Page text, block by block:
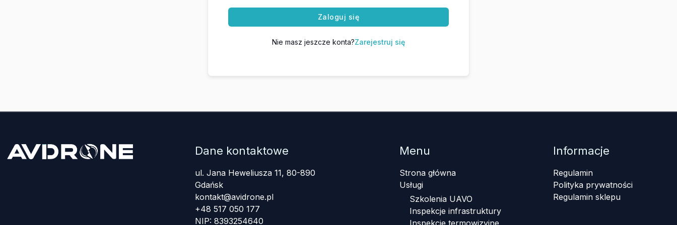
Zaloguj się
Nie masz jeszcze konta?Zarejestruj się
Dane kontaktowe
ul. Jana Heweliusza 11, 80-890
Gdańsk
kontakt@avidrone.pl
+48 517 050 177
NIP: 8393254640
Menu
Strona główna
Usługi
Szkolenia UAVO
Inspekcje infrastruktury
Informacje
Regulamin
Polityka prywatności
Regulamin sklepu